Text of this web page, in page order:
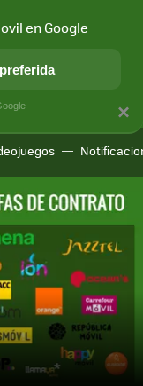
APLICACIONES
×
en Google